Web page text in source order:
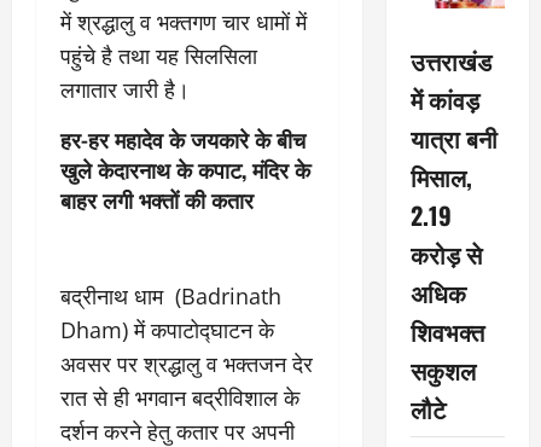
में श्रद्धालु व भक्तगण चार धामों में
पहुंचे है तथा यह सिलसिला
लगातार जारी है।
हर-हर महादेव के जयकारे के बीच
खुले केदारनाथ के कपाट, मंदिर के
बाहर लगी भक्तों की कतार
बद्रीनाथ धाम (Badrinath
Dham) में कपाटोद्घाटन के
अवसर पर श्रद्धालु व भक्तजन देर
रात से ही भगवान बद्रीविशाल के
दर्शन करने हेतु कतार पर अपनी
उत्तराखंड
में कांवड़
यात्रा बनी
मिसाल,
2.19
करोड़ से
अधिक
शिवभक्त
सकुशल
लौटे